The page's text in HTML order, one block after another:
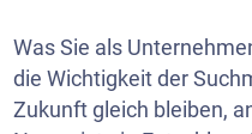
Was Sie als
die Wichtigkeit der
Zukunft gleich bleiben,